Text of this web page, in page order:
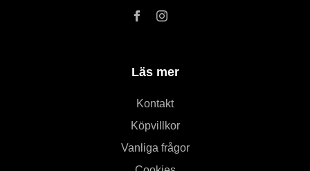
Läs mer
Kontakt
Köpvillkor
Vanliga frågor